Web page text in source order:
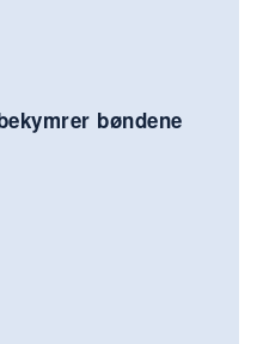
bøndene